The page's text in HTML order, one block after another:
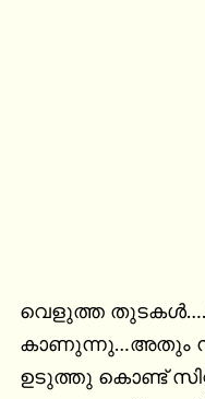
വെളുത്ത
കാണുന്നു…അതും
ഉടുത്തു കൊണ്ട്